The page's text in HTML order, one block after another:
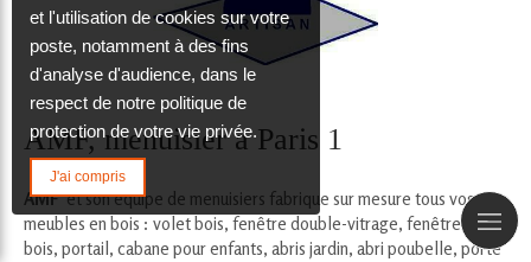
AMF, menuisier à Paris 1
AMFet son équipe de menuisiers fabrique sur mesure tous vos
meubles en bois : volet bois, fenêtre double-vitrage, fenêtres en
bois, portail, cabane pour enfants, abris jardin, abri poubelle, porte
et l'utilisation de cookies sur votre
poste, notamment à des fins
d'analyse d'audience, dans le
respect de notre politique de
protection de votre vie privée.
J'ai compris